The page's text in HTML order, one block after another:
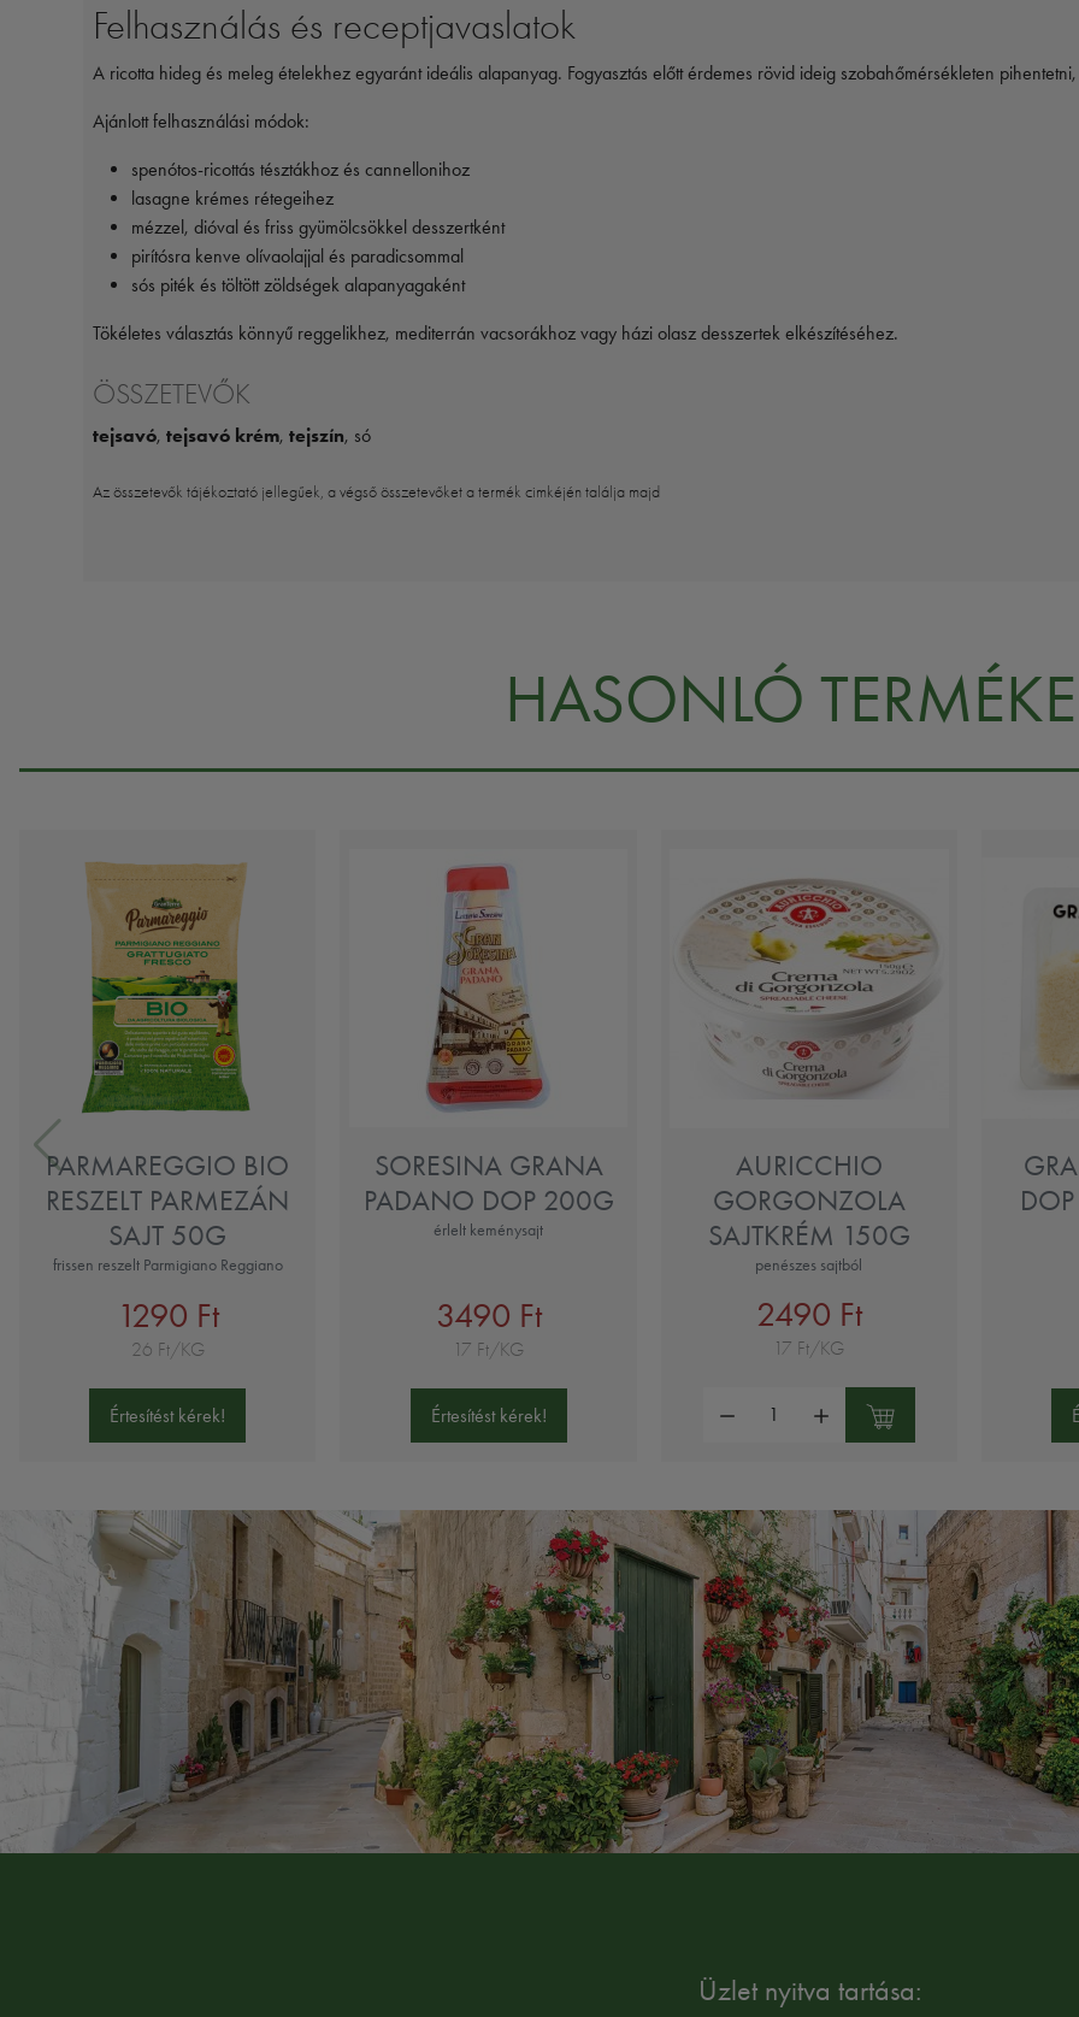
Felhasználás és receptjavaslatok
A ricotta hideg és meleg ételekhez egyaránt ideális alapanyag. Fogyasztás előtt érdemes rövid ideig szobahőmérsékleten
Ajánlott felhasználási módok:
spenótos-ricottás tésztákhoz és cannellonihoz
lasagne krémes rétegeihez
mézzel, dióval és friss gyümölcsökkel desszertként
pirítósra kenve olívaolajjal és paradicsommal
sós piték és töltött zöldségek alapanyagaként
Tökéletes választás könnyű reggelikhez, mediterrán vacsorákhoz vagy házi olasz desszertek elkészítéséhez.
ÖSSZETEVŐK
tejsavó, tejsavó krém, tejszín, só
Az összetevők tájékoztató jellegűek, a végső összetevőket a termék cimkéjén találja majd
HASONLÓ
PARMAREGGIO BIO
RESZELT PARMEZÁN
SAJT 50G
frissen reszelt Parmigiano Reggiano
1290 Ft
26 Ft/KG
Értesítést kérek!
SORESINA GRANA
PADANO DOP 200G
érlelt keménysajt
3490 Ft
17 Ft/KG
Értesítést kérek!
AURICCHIO
GORGONZOLA
SAJTKRÉM 150G
penészes sajtból
2490 Ft
17 Ft/KG
DOP
Üzlet nyitva tartása: